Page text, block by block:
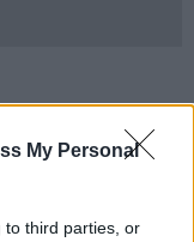
My Personal
to third parties, or
di Firenze e
June 2026 al 04 July
ed